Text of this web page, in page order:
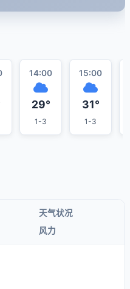
14:00
29°
1-3
15:00
31°
1-3
天气状况
风力